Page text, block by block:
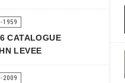
1959
CATALOGUE
LEVEE
2009